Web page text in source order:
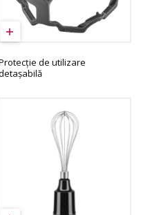
de utilizare